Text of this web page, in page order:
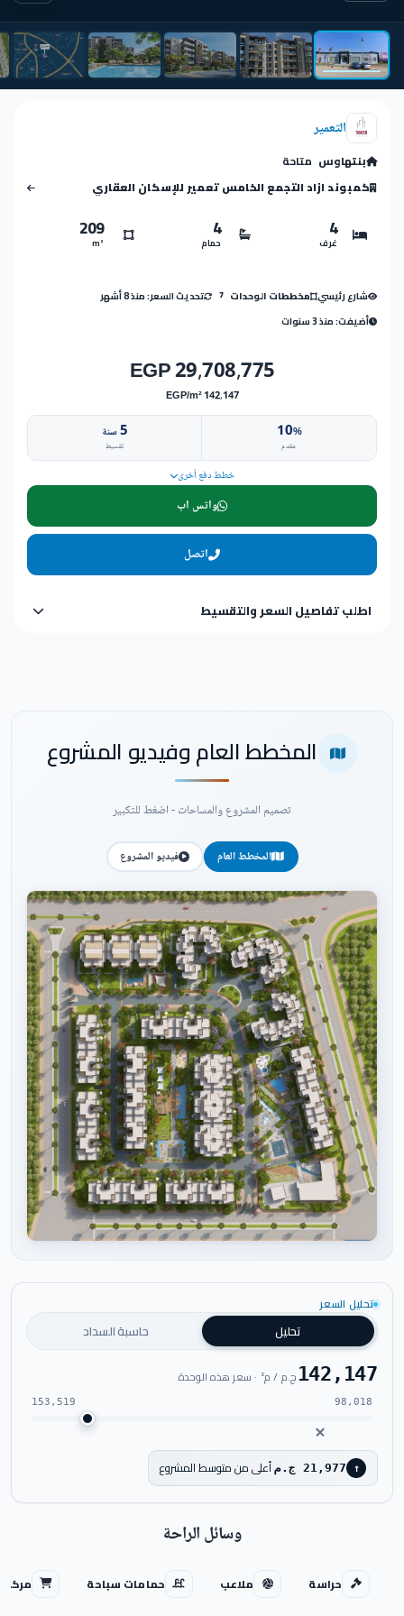
التعمير
بنتهاوس متاحة
كمبوند ازاد التجمع الخامس تعمير للإسكان العقاري
4
غرف
4
حمام
209
m²
شارع رئيسي مخططات الوحدات 7
تحديث السعر: منذ 8 أشهر
أضيفت: منذ 3 سنوات
29,708,775 EGP
142,147 EGP/m²
10%
مقدم
5سنة
تقسيط
خطط دفع أخرى
واتس اب
اتصل
اطلب تفاصيل السعر والتقسيط
المخطط العام وفيديو المشروع
تصميم المشروع والمساحات - اضغط للتكبير
المخطط العام فيديو المشروع
تحليل السعر
تحليل حاسبة السداد
142,147ج.م / م² · سعر هذه الوحدة
98,018
153,519
↑ 21,977 ج.م أعلى من متوسط المشروع
وسائل الراحة
حراسة ملاعب حمامات سباحة مركز